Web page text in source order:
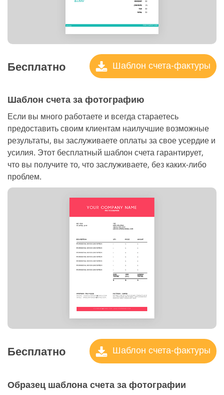
Бесплатно Шаблон счета-фактуры
Шаблон счета за фотографию
Если вы много работаете и всегда стараетесь
предоставить своим клиентам наилучшие возможные
результаты, вы заслуживаете оплаты за свое усердие и
усилия. Этот бесплатный шаблон счета гарантирует,
что вы получите то, что заслуживаете, без каких-либо
проблем.
Бесплатно Шаблон счета-фактуры
Образец шаблона счета за фотографии